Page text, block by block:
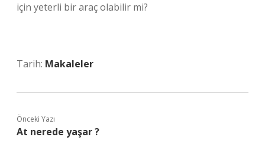
için yeterli bir araç olabilir mi?
Tarih: Makaleler
Önceki Yazı
At nerede yaşar ?